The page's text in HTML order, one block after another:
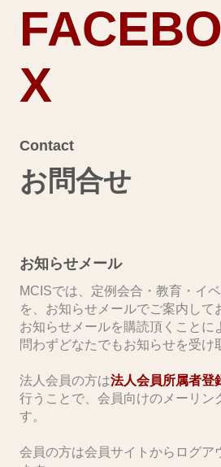
X
Contact
お問合せ
お知らせメール
MCISでは、定例会合・教育・イ
を、お知らせメールでご案内して
お知らせメールを購読頂くことに
問わずどなたでもお知らせを受け
​法人会員の方は法人会員所属者登
行うことで、会員向けのメーリン
す。
会員の方は会員サイトからログア